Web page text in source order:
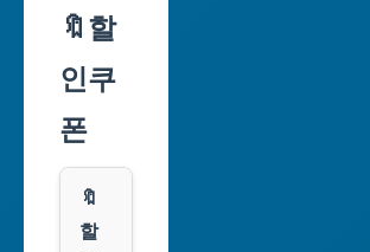
울
특
별
부
산
광
🔖할
인쿠
폰
🔖
할